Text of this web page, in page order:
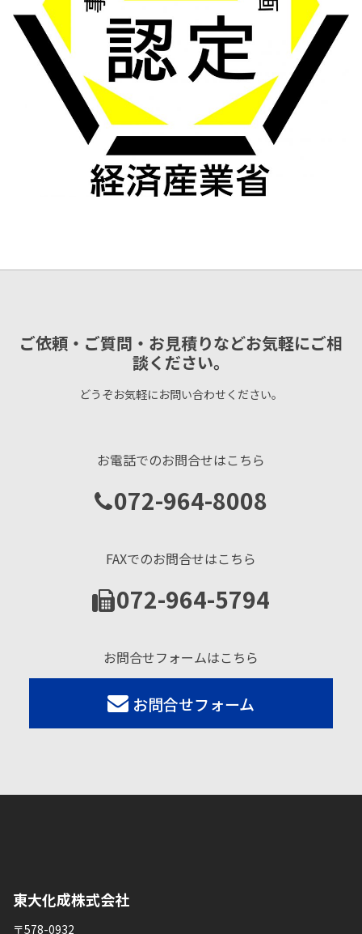
ご依頼・ご質問・お見積りなどお気軽にご相
談ください。
どうぞお気軽にお問い合わせください。
お電話でのお問合せはこちら
072-964-8008
FAXでのお問合せはこちら
072-964-5794
お問合せフォームはこちら
お問合せフォーム
東大化成株式会社
〒578-0932